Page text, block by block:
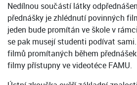
Nedílnou součástí látky
přednášky je zhlédnutí povinných
jeden bude promítán ve škole v
se pak musejí studenti podívat
filmů promítaných během
filmy přístupny ve videotéce FAMU.